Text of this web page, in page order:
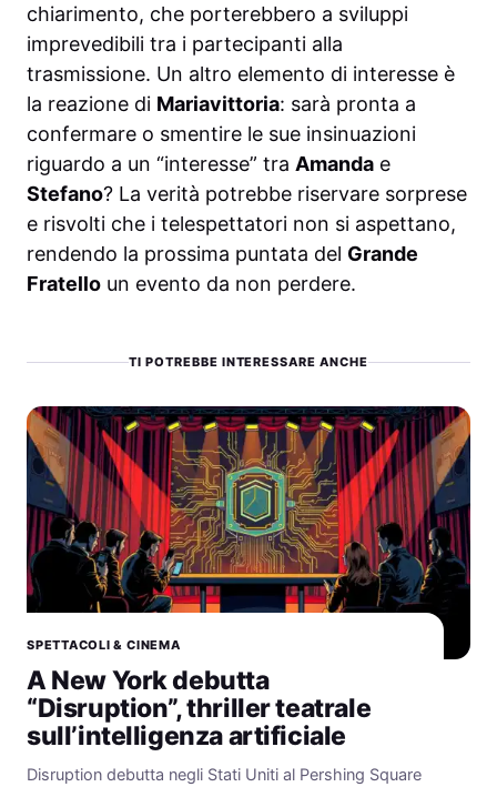
chiarimento, che porterebbero a sviluppi
imprevedibili tra i partecipanti alla
trasmissione. Un altro elemento di interesse è
la reazione di Mariavittoria: sarà pronta a
confermare o smentire le sue insinuazioni
riguardo a un “interesse” tra Amanda e
Stefano? La verità potrebbe riservare sorprese
e risvolti che i telespettatori non si aspettano,
rendendo la prossima puntata del Grande
Fratello un evento da non perdere.
TI POTREBBE INTERESSARE ANCHE
SPETTACOLI & CINEMA
A New York debutta
“Disruption”, thriller teatrale
sull’intelligenza artificiale
Disruption debutta negli Stati Uniti al Pershing Square